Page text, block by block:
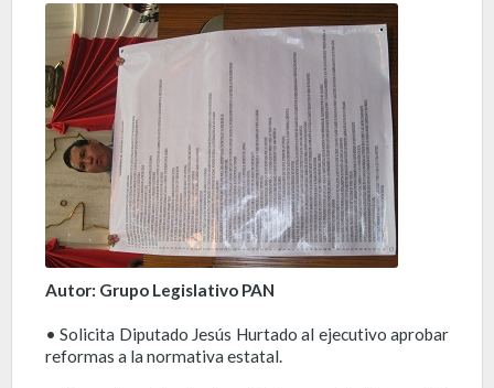
Autor: Grupo Legislativo PAN
• Solicita Diputado Jesús Hurtado al ejecutivo aprobar
reformas a la normativa estatal.